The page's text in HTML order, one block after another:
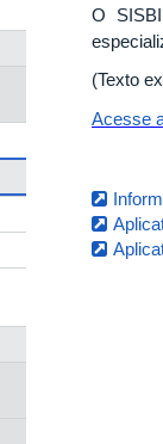
O
(Texto
Acesse